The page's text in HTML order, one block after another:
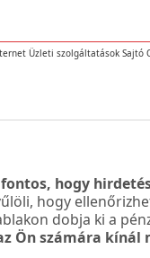
Üzleti szolgáltatások Sajtó
hogy
hogy
dobja ki a
Ön számára kínál